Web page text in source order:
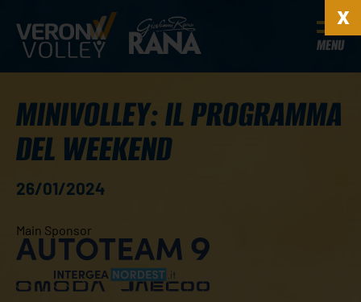
MENU
MINIVOLLEY: IL PROGRAMMA
DEL WEEKEND
26/01/2024
Main Sponsor